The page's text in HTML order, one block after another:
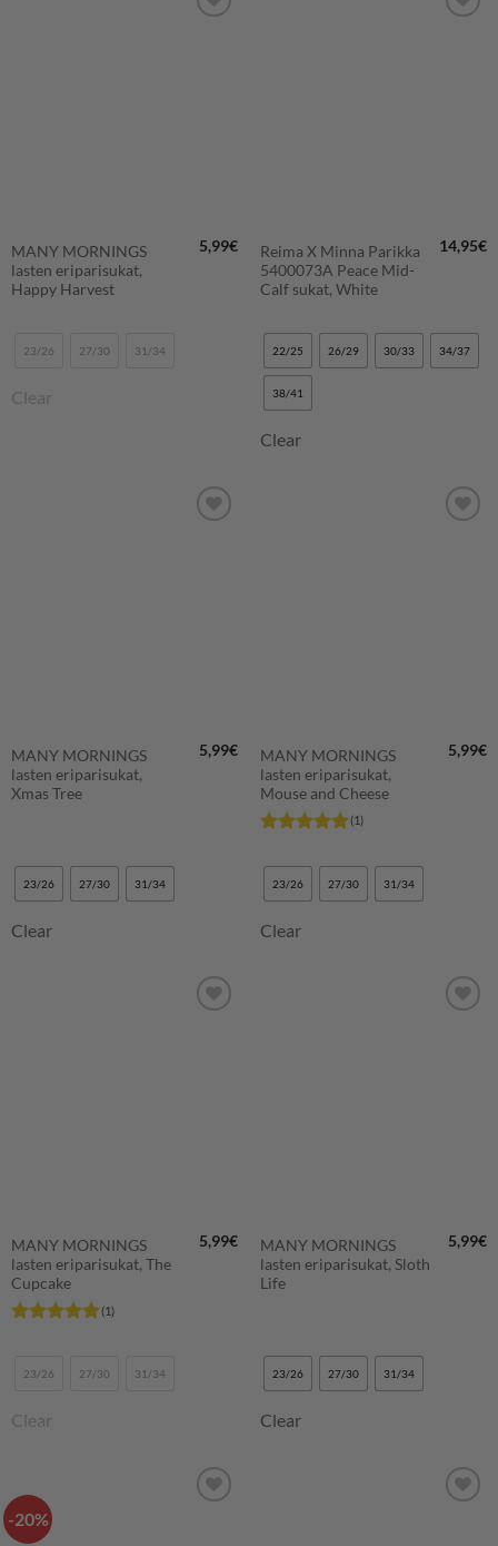
MANY MORNINGS
lasten eriparisukat,
Happy Harvest
5,99€
23/26 27/30 31/34
Clear
Reima X Minna Parikka
5400073A Peace Mid-
Calf sukat, White
14,95€
22/25 26/29 30/33 34/37
38/41
Clear
MANY MORNINGS
lasten eriparisukat,
Xmas Tree
5,99€
23/26 27/30 31/34
Clear
MANY MORNINGS
lasten eriparisukat,
Mouse and Cheese
tuotteesta:5
/ 5
(1)
5,99€
23/26 27/30 31/34
Clear
MANY MORNINGS
lasten eriparisukat, The
Cupcake
/ 5
(1)
5,99€
23/26 27/30 31/34
Clear
MANY MORNINGS
lasten eriparisukat, Sloth
Life
5,99€
23/26 27/30 31/34
Clear
-20%